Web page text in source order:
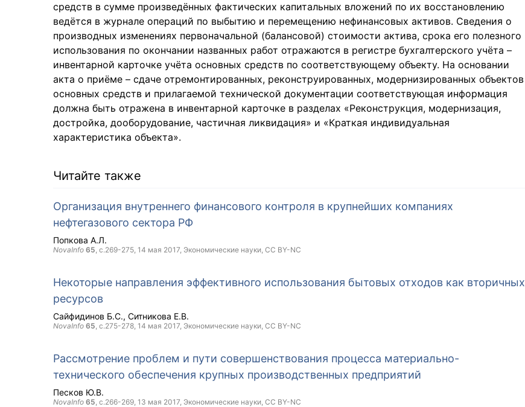
средств в сумме произведённых фактических капитальных вложений по их восстановлению
ведётся в журнале операций по выбытию и перемещению нефинансовых активов. Сведения о
производных изменениях первоначальной (балансовой) стоимости актива, срока его полезного
использования по окончании названных работ отражаются в регистре бухгалтерского учёта –
инвентарной карточке учёта основных средств по соответствующему объекту. На основании
акта о приёме – сдаче отремонтированных, реконструированных, модернизированных объектов
основных средств и прилагаемой технической документации соответствующая информация
должна быть отражена в инвентарной карточке в разделах «Реконструкция, модернизация,
достройка, дооборудование, частичная ликвидация» и «Краткая индивидуальная
характеристика объекта».
Читайте также
Организация внутреннего финансового контроля в крупнейших компаниях
нефтегазового сектора РФ
Попкова А.Л.
NovaInfo 65, с.269-275, 14 мая 2017, Экономические науки, CC BY-NC
Некоторые направления эффективного использования бытовых отходов как вторичных
ресурсов
Сайфидинов Б.С. Ситникова Е.В.
NovaInfo 65, с.275-278, 14 мая 2017, Экономические науки, CC BY-NC
Рассмотрение проблем и пути совершенствования процесса материально-
технического обеспечения крупных производственных предприятий
Песков Ю.В.
NovaInfo 65, с.266-269, 13 мая 2017, Экономические науки, CC BY-NC